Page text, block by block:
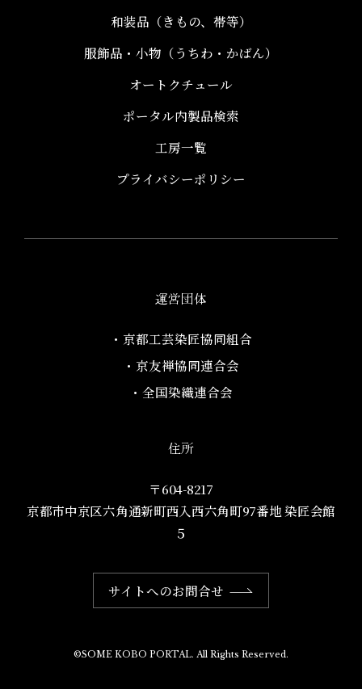
和装品（きもの、帯等）​
服飾品・小物​（うちわ・かばん）
オートクチュール
ポータル内製品検索
工房一覧
プライバシーポリシー
運営団体
・京都工芸染匠協同組合​
・京友禅協同連合会
・全国染織連合会
住所
〒604-8217
京都市中京区六角通新町西入西六角町97番地​ 染匠会館
５
サイトへのお問合せ
©SOME KOBO PORTAL. All Rights Reserved.